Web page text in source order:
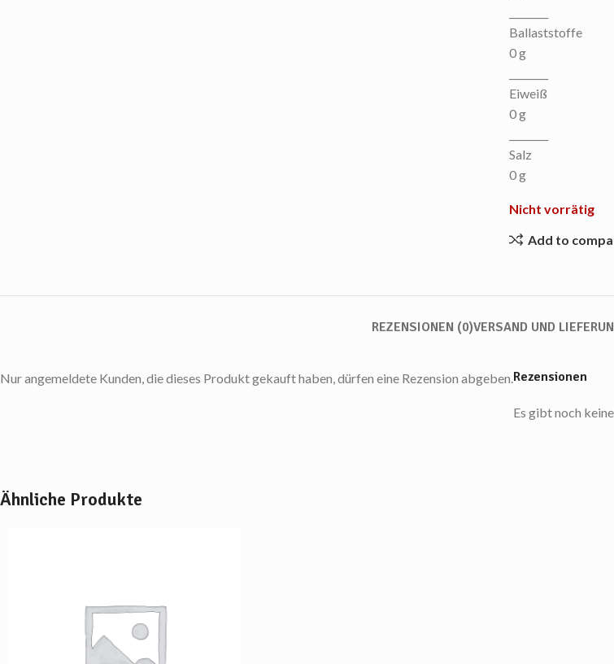
Ballaststoffe
0 g
Eiweiß
0 g
Salz
0 g
Nicht vorrätig
Add to
REZENSIONEN (0)VERSAND UND
Rezensionen
Es gibt noch
Nur angemeldete Kunden, die dieses Produkt gekauft haben, dürfen eine Rezension abgeben.
Ähnliche Produkte